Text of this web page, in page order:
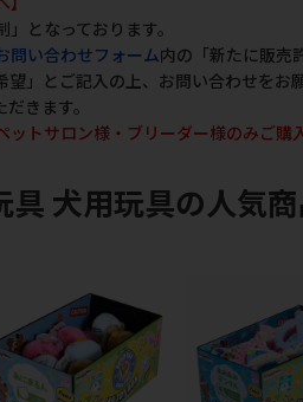
となっております。
問い合わせフォーム内の「新たに販売
望」とご記入の上、お問い合わせをお
きます。
トサロン様・ブリーダー様のみご購
具 犬用玩具の人気